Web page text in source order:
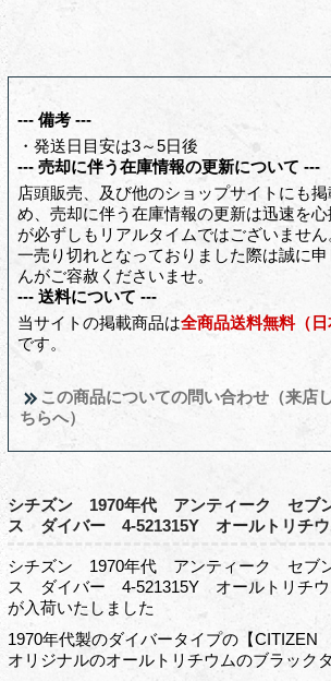
--- 備考 ---
・発送日目安は3～5日後
--- 売却に伴う在庫情報の更新について ---
店頭販売、及び他のショップサイトにも
め、売却に伴う在庫情報の更新は迅速を
が必ずしもリアルタイムではございませ
一売り切れとなっておりました際は誠に
んがご容赦くださいませ。
--- 送料について ---
当サイトの掲載商品は全商品送料無料（日
です。
この商品についての問い合わせ（来店
ちらへ）
シチズン 1970年代 アンティーク セブ
ス ダイバー 4-521315Y オールトリチ
シチズン 1970年代 アンティーク セブ
ス ダイバー 4-521315Y オールトリチ
が入荷いたしました
1970年代製のダイバータイプの【CITIZEN
オリジナルのオールトリチウムのブラック